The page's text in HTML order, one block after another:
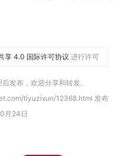
享 4.0 国际许可协议 进行许可
后发布，欢迎分享和转发。
tiyuzixun/12368.html 发布
月24日